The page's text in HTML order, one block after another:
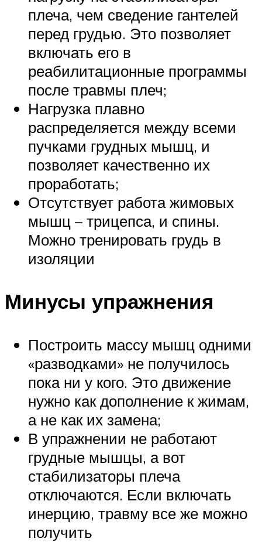
плеча, чем сведение гантелей
перед грудью. Это позволяет
включать его в
реабилитационные программы
после травмы плеч;
Нагрузка плавно
распределяется между всеми
пучками грудных мышц, и
позволяет качественно их
проработать;
Отсутствует работа жимовых
мышц – трицепса, и спины.
Можно тренировать грудь в
изоляции
Минусы упражнения
Построить массу мышц одними
«разводками» не получилось
пока ни у кого. Это движение
нужно как дополнение к жимам,
а не как их замена;
В упражнении не работают
грудные мышцы, а вот
стабилизаторы плеча
отключаются. Если включать
инерцию, травму все же можно
получить